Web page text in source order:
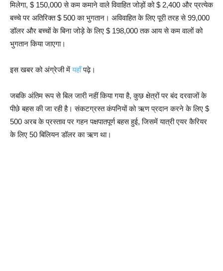
मिलेगा, $ 150,000 से कम कमाने वाले विवाहित जोड़ों को $ 2,400 और प्रत्येक
बच्चे पर अतिरिक्त $ 500 का भुगतान। अविवाहित के लिए पूरी तरह से 99,000
डॉलर और बच्चों के बिना जोड़े के लिए $ 198,000 तक आय से कम वालों को
भुगतान किया जाएगा।
इस खबर को अंग्रेजी मेंयहाँपढ़े।
जबकि अंतिम रूप से बिल जारी नहीं किया गया है, कुछ क्षेत्रों पर बंद दरवाजों के
पीछे बहस की जा रही है। संकटग्रस्त कंपनियों को ऋण प्रदान करने के लिए $
500 अरब के प्रस्ताव पर गहन पक्षपातपूर्ण बहस हुई, जिसमें यात्री एयर कैरियर
के लिए 50 बिलियन डॉलर का ऋण था।